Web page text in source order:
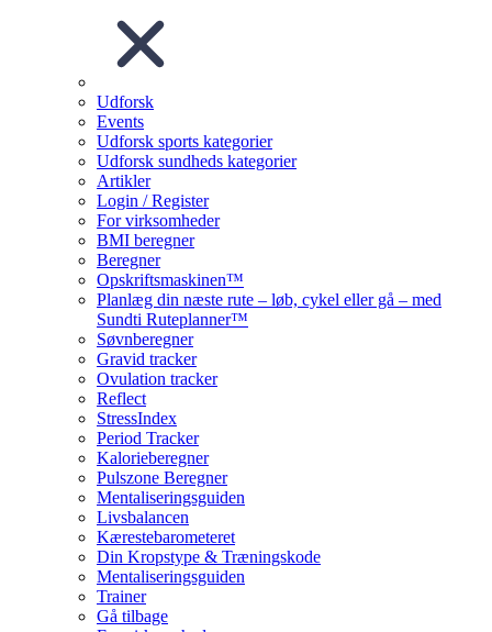
Udforsk
Events
Udforsk sports kategorier
Udforsk sundheds kategorier
Artikler
Login / Register
For virksomheder
BMI beregner
Beregner
Opskriftsmaskinen™
Planlæg din næste rute – løb, cykel eller gå – med
Sundti Ruteplanner™
Søvnberegner
Gravid tracker
Ovulation tracker
Reflect
StressIndex
Period Tracker
Kalorieberegner
Pulszone Beregner
Mentaliseringsguiden
Livsbalancen
Kærestebarometeret
Din Kropstype & Træningskode
Mentaliseringsguiden
Trainer
Gå tilbage